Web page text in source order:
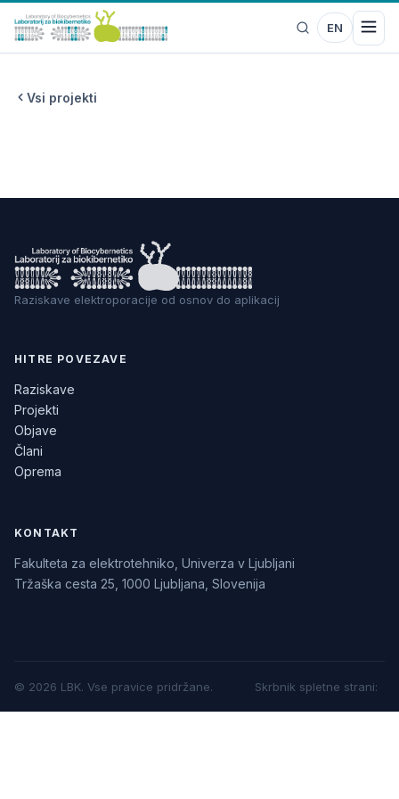
EN
Vsi projekti
Raziskave elektroporacije od osnov do aplikacij
HITRE POVEZAVE
Raziskave
Projekti
Objave
Člani
Oprema
KONTAKT
Fakulteta za elektrotehniko, Univerza v Ljubljani
Tržaška cesta 25, 1000 Ljubljana, Slovenija
© 2026 LBK. Vse pravice pridržane. Skrbnik spletne strani: